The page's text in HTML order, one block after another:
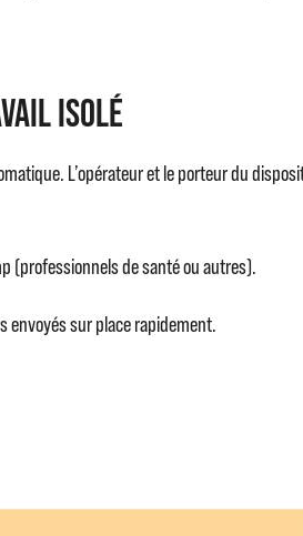
isolé
L’opérateur et le porteur du
(professionnels de santé ou autres).
envoyés sur place rapidement.